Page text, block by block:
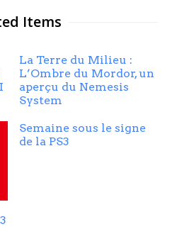
Items
La Terre du Milieu :
L’Ombre du Mordor, un
aperçu du Nemesis
System
Semaine sous le signe
de la PS3